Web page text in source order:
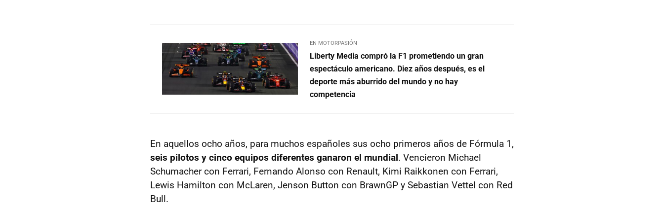
EN MOTORPASIÓN
Liberty Media compró la F1 prometiendo un gran
espectáculo americano. Diez años después, es el
deporte más aburrido del mundo y no hay
competencia
En aquellos ocho años, para muchos españoles sus ocho primeros años de Fórmula 1,
seis pilotos y cinco equipos diferentes ganaron el mundial. Vencieron Michael
Schumacher con Ferrari, Fernando Alonso con Renault, Kimi Raikkonen con Ferrari,
Lewis Hamilton con McLaren, Jenson Button con BrawnGP y Sebastian Vettel con Red
Bull.